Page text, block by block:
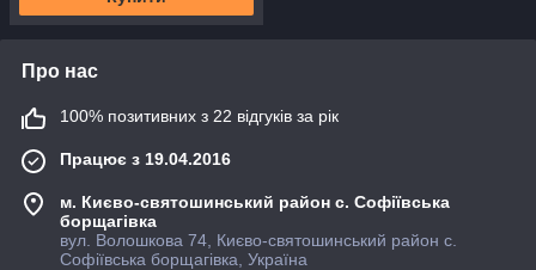
Про нас
100% позитивних з 22 відгуків за рік
Працює з 19.04.2016
м. Києво-святошинський район с. Софіївська
борщагівка
вул. Волошкова 74, Києво-святошинський район с.
Софіївська борщагівка, Україна